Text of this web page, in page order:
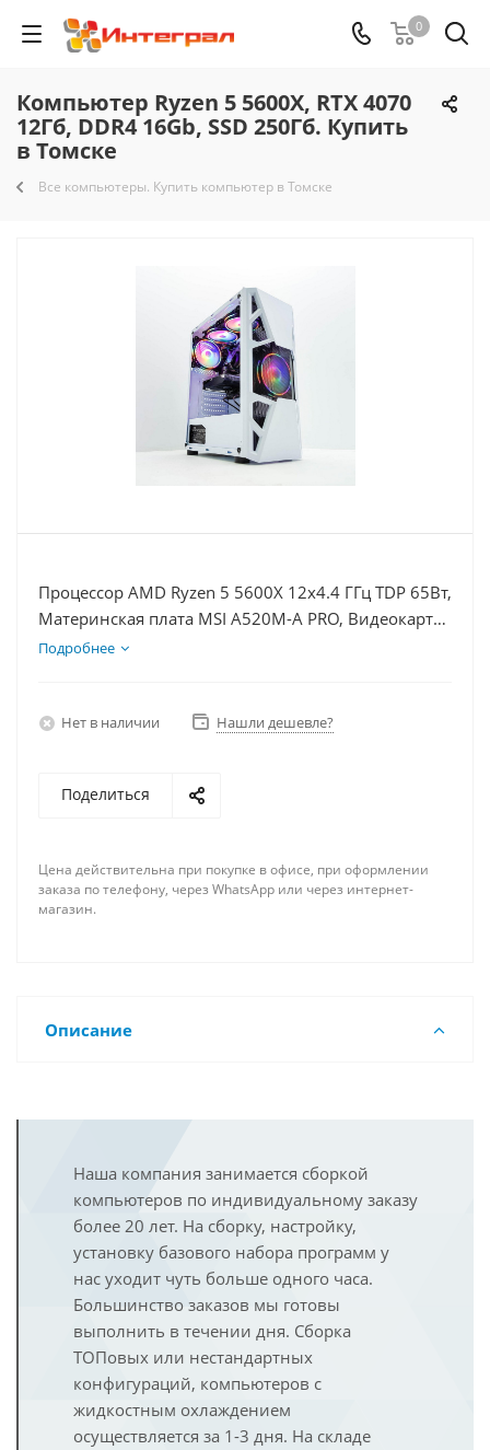
0
Компьютер Ryzen 5 5600X, RTX 4070
12Гб, DDR4 16Gb, SSD 250Гб. Купить
в Томске
Все компьютеры. Купить компьютер в Томске
Процессор AMD Ryzen 5 5600X 12x4.4 ГГц TDP 65Вт,
Материнская плата MSI A520M-A PRO, Видеокарта
RTX 4070 12Гб, Память DDR4 16Gb, Диски
Подробнее
Нет в наличии Нашли дешевле?
Поделиться
Цена действительна при покупке в офисе, при оформлении
заказа по телефону, через WhatsApp или через интернет-
магазин.
Описание
Наша компания занимается сборкой
компьютеров по индивидуальному заказу
более 20 лет. На сборку, настройку,
установку базового набора программ у
нас уходит чуть больше одного часа.
Большинство заказов мы готовы
выполнить в течении дня. Сборка
ТОПовых или нестандартных
конфигураций, компьютеров с
жидкостным охлаждением
осуществляется за 1-3 дня. На складе